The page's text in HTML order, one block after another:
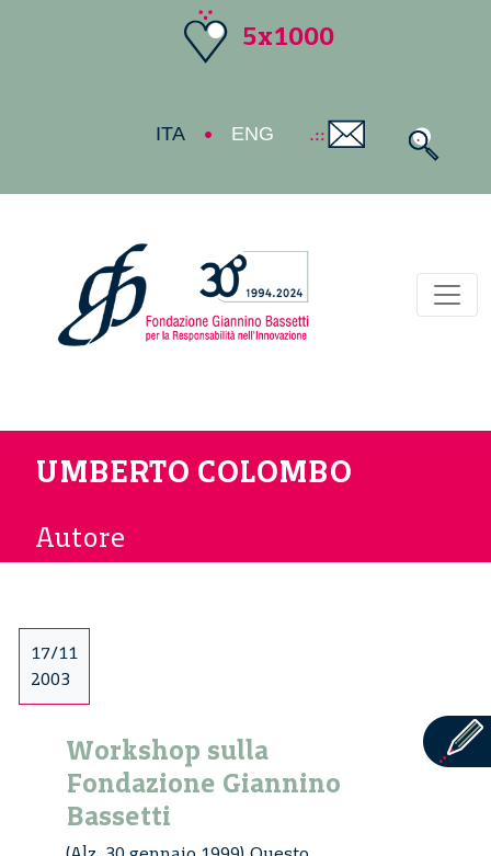
5x1000
ITA ENG
UMBERTO COLOMBO
Autore
17/11
2003
Workshop sulla
Fondazione Giannino
Bassetti